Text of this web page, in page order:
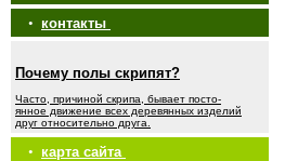
• контакты
Почему полы скрипят?
Часто, причиной скрипа, бывает посто-
янное движение всех деревянных изделий
друг относительно друга.
• карта сайта